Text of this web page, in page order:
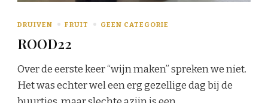
DRUIVEN FRUIT GEEN CATEGORIE
ROOD22
Over de eerste keer “wijn maken” spreken we niet.
Het was echter wel een erg gezellige dag bij de